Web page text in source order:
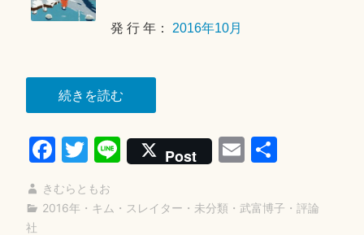
発 行 年： 2016年10月
続きを読む“ス
マ
ー
ト”
Fa
ce
bo
T
wi
tte
Li
ne
Post E
ail
共
きむらともお
2016年 ・ キム・スレイター ・ 未分類 ・ 武富博子 ・ 評論
社